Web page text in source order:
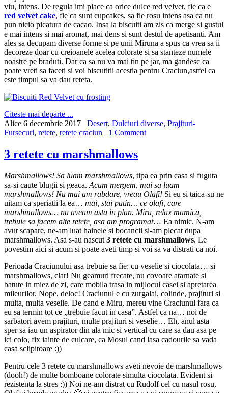
viu, intens. De regula imi place ca orice dulce red velvet, fie ca e
red velvet cake, fie ca sunt cupcakes, sa fie rosu intens asa ca nu
pun nicio picatura de cacao. Insa la biscuiti am zis ca merge si gustul
e mai intens si mai aromat, mai dens si sunt destul de apetisanti. Am
ales sa decupam diverse forme si pe unii Miruna a spus ca vrea sa ii
decoreze doar cu creioanele acelea colorate si sa stanteze numele
noastre pe braduti. Dar ca sa nu va mai tin pe jar, ma gandesc ca
poate vreti sa faceti si voi biscutitii acestia pentru Craciun,astfel ca
este timpul sa va dau reteta.
Citeste mai departe ...
Alice 6 decembrie 2017 Desert, Dulciuri diverse, Prajituri-
Fursecuri, retete, retete craciun 1 Comment
3 retete cu marshmallows
Marshmallows! Sa luam marshmallows, tipa ea prin casa si fuguta
sa-si caute blugii si geaca. Acum mergem, mai sa luam
marshmallows! Nu mai am rabdare, vreau Olafi! Si eu si taica-su ne
uitam ca speriatii la ea… mai, stai putin… ce olafi, care
marshmallows… nu aveam asta in plan. Miru, relax mamica,
trebuie sa facem alte retete, asa am programat… Ea nimic. N-am
avut scapare, ne-am luat hainele si bocancii si-am plecat dupa
marshmallows. Asa s-au nascut 3 retete cu marshmallows. Le
povestim aici si acum si poate aveti timp si voi sa va distrati ca noi.
Perioada Craciunului asa trebuie sa fie: cu veselie si ciocolata… si
marshmallows, clar! Nu geamuri frecate, nu covoare atarnate si
batute in miez de zi, care mobila trasa in mijlocul casei si apretarea
mileurilor. Nope, deloc! Craciunul e cu zurgalai, colinde, prajituri si
multa, multa veselie. De cand e Miru, mereu vine Craciunul fara ca
eu sa termin tot ce „trebuie facut in casa”. Astfel ca na… noi de
sarbatori avem prajituri, multe prajituri si veselie… Eh, anul asta
sper sa iau un aspirator din ala mic si vertical cu care sa dau asa pe
ici colo, fix iainte de culcare, ca Mosul cand lasa cadourile sa vada
casa sclipitoare :))
Pentru cele 3 retete cu marshmallows aveti nevoie de marshmallows
(dooh!) de multe bomboane colorate simulta ciocolata. Evident si
rezistenta la stres :)) Noi ne-am distrat cu Rudolf cel cu nasul rosu,